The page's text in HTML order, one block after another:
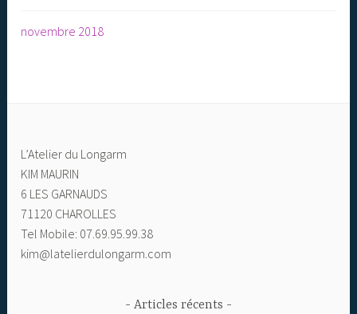
novembre 2018
L’Atelier du Longarm
KIM MAURIN
6 LES GARNAUDS
71120 CHAROLLES
Tel Mobile: 07.69.95.99.38
kim@latelierdulongarm.com
Articles récents